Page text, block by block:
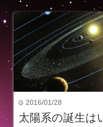
time 2016/01/28
太陽系の誕生は